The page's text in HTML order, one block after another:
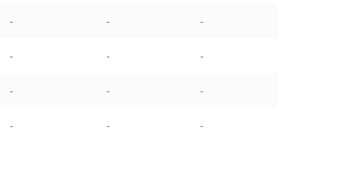
- - -
- - -
- - -
- - -